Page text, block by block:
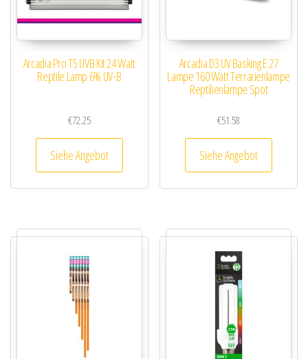
Arcadia Pro T5 UVB Kit 24 Watt
Reptile Lamp 6% UV-B
€72.25
Siehe Angebot
Arcadia D3 UV Basking E 27
Lampe 160 Watt Terrarienlampe
Reptilienlampe Spot
€51.58
Siehe Angebot